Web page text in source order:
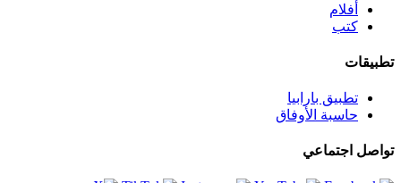
أفلام
كتب
تطبيقات
تطبيق بارابيا
حاسبة الأوفاق
تواصل اجتماعي